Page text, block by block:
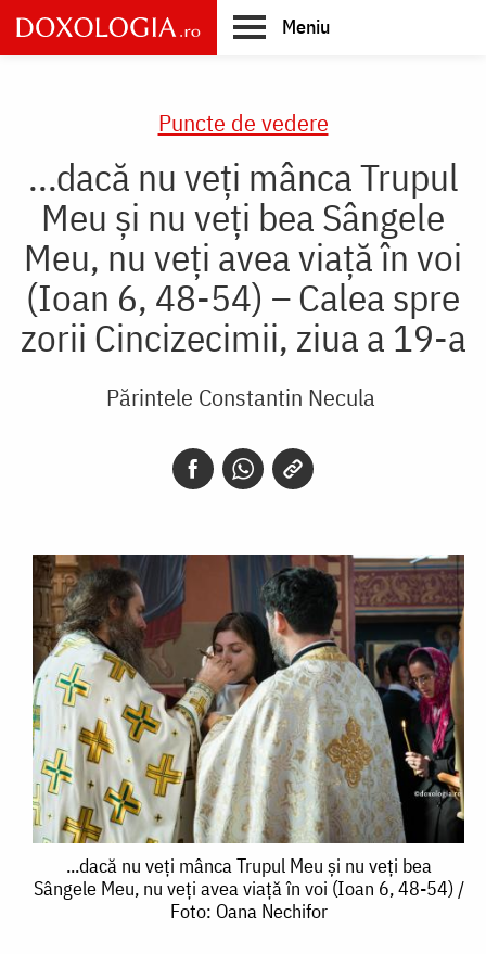
Skip
to
main
Meniu
Puncte de vedere
...dacă nu veți mânca Trupul
Meu și nu veți bea Sângele
Meu, nu veți avea viață în voi
(Ioan 6, 48-54) – Calea spre
zorii Cincizecimii, ziua a 19-a
Părintele Constantin Necula
...dacă
nu
...dacă nu veți mânca Trupul Meu și nu veți bea
Sângele Meu, nu veți avea viață în voi (Ioan 6, 48-54) /
Foto: Oana Nechifor